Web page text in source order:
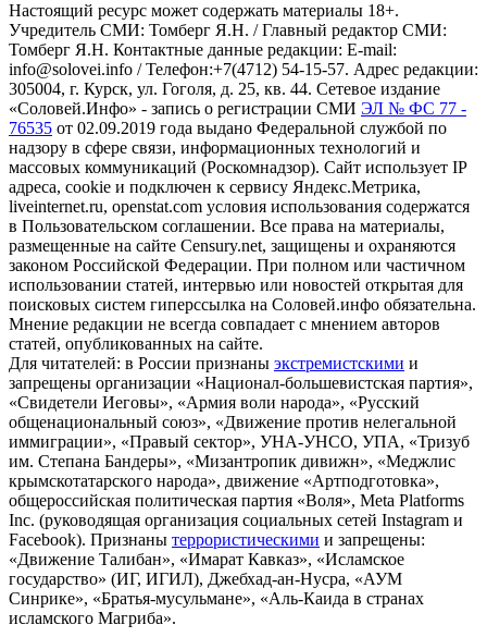
Настоящий ресурс может содержать материалы 18+.
Учредитель СМИ: Томберг Я.Н. / Главный редактор СМИ:
Томберг Я.Н. Контактные данные редакции: E-mail:
info@solovei.info / Телефон:+7(4712) 54-15-57. Адрес редакции:
305004, г. Курск, ул. Гоголя, д. 25, кв. 44. Сетевое издание
«Соловей.Инфо» - запись о регистрации СМИ ЭЛ № ФС 77 -
76535 от 02.09.2019 года выдано Федеральной службой по
надзору в сфере связи, информационных технологий и
массовых коммуникаций (Роскомнадзор). Сайт использует IP
адреса, cookie и подключен к сервису Яндекс.Метрика,
liveinternet.ru, openstat.com условия использования содержатся
в Пользовательском соглашении. Все права на материалы,
размещенные на сайте Censury.net, защищены и охраняются
законом Российской Федерации. При полном или частичном
использовании статей, интервью или новостей открытая для
поисковых систем гиперссылка на Соловей.инфо обязательна.
Мнение редакции не всегда совпадает с мнением авторов
статей, опубликованных на сайте.
Для читателей: в России признаны экстремистскими и
запрещены организации «Национал-большевистская партия»,
«Свидетели Иеговы», «Армия воли народа», «Русский
общенациональный союз», «Движение против нелегальной
иммиграции», «Правый сектор», УНА-УНСО, УПА, «Тризуб
им. Степана Бандеры», «Мизантропик дивижн», «Меджлис
крымскотатарского народа», движение «Артподготовка»,
общероссийская политическая партия «Воля», Meta Platforms
Inc. (руководящая организация социальных сетей Instagram и
Facebook). Признаны террористическими и запрещены:
«Движение Талибан», «Имарат Кавказ», «Исламское
государство» (ИГ, ИГИЛ), Джебхад-ан-Нусра, «АУМ
Синрике», «Братья-мусульмане», «Аль-Каида в странах
исламского Магриба».